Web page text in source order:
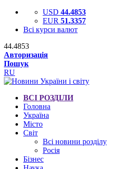
USD 44.4853
EUR 51.3357
Всі курси валют
44.4853
Авторизація
Пошук
RU
ВСІ РОЗДІЛИ
Головна
Україна
Місто
Світ
Всі новини розділу
Росія
Бізнес